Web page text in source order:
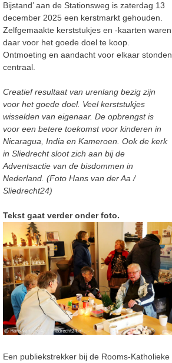
Bijstand’ aan de Stationsweg is zaterdag 13
december 2025 een kerstmarkt gehouden.
Zelfgemaakte kerststukjes en -kaarten waren
daar voor het goede doel te koop.
Ontmoeting en aandacht voor elkaar stonden
centraal.
Creatief resultaat van urenlang bezig zijn
voor het goede doel. Veel kerststukjes
wisselden van eigenaar. De opbrengst is
voor een betere toekomst voor kinderen in
Nicaragua, India en Kameroen. Ook de kerk
in Sliedrecht sloot zich aan bij de
Adventsactie van de bisdommen in
Nederland. (Foto Hans van der Aa /
Sliedrecht24)
Tekst gaat verder onder foto.
Een publiekstrekker bij de Rooms-Katholieke